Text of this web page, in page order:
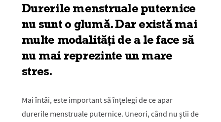
Durerile menstruale puternice
nu sunt o glumă. Dar există mai
multe modalități de a le face să
nu mai reprezinte un mare
stres.
Mai întâi, este important să înțelegi de ce apar
durerile menstruale puternice. Uneori, când nu știi de